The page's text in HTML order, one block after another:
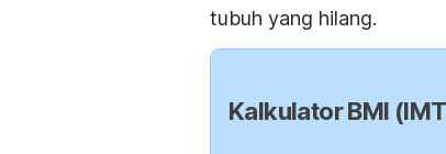
tubuh yang hilang.
Kalkulator BMI